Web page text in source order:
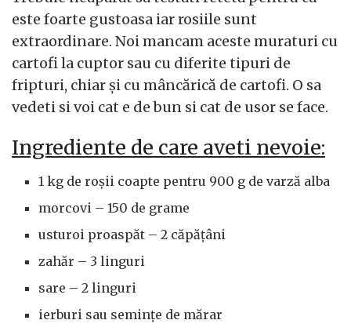
este foarte gustoasa iar rosiile sunt
extraordinare. Noi mancam aceste muraturi cu
cartofi la cuptor sau cu diferite tipuri de
fripturi, chiar și cu mâncărică de cartofi. O sa
vedeti si voi cat e de bun si cat de usor se face.
Ingrediente de care aveti nevoie:
1 kg de roșii coapte pentru 900 g de varză alba
morcovi – 150 de grame
usturoi proaspăt – 2 căpățâni
zahăr – 3 linguri
sare – 2 linguri
ierburi sau semințe de mărar